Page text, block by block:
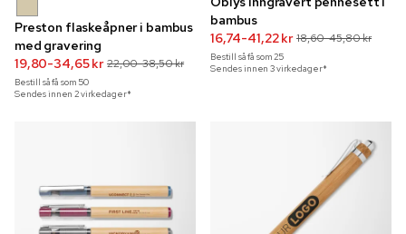
Preston flaskeåpner i bambus
med gravering
19,80-34,65 kr 22,00-38,50 kr
Bestill så få som 50
Sendes innen 2 virkedager*
bambus
16,74-41,22 kr 18,60-45,80 kr
Bestill så få som25
Sendes innen 3 virkedager*